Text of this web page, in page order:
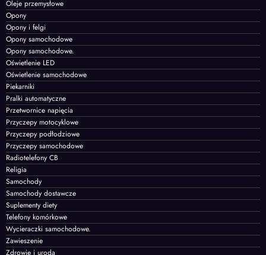
Oleje przemysłowe
Opony
Opony i felgi
Opony samochodowe
Opony samochodowe.
Oświetlenie LED
Oświetlenie samochodowe
Piekarniki
Pralki automatyczne
Przetwornice napięcia
Przyczepy motocyklowe
Przyczepy podłodziowe
Przyczepy samochodowe
Radiotelefony CB
Religia
Samochody
Samochody dostawcze
Suplementy diety
Telefony komórkowe
Wycieraczki samochodowe.
Zawieszenie
Zdrowie i uroda